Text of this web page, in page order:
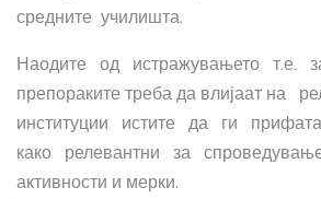
средните училишта.
Наодите од истражувањето т.е.
препораките треба да влијаат на
институции истите да ги
како релевантни за
активности и мерки.